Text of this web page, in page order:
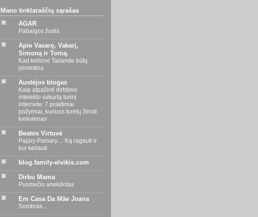
Mano tinklaraščių sąrašas
AGAR
Pabaigos žodis
Apie Vasarę, Vakarį,
Simoną ir Tomą.
Kad kelionė Tailande būtų
įsimintina
Austėjos blogas
Kaip atpažinti dirbtinio
intelekto sukurtą turinį
internete: 7 praktiniai
požymiai, kuriuos turėtų žinoti
kiekvienas
Beatos Virtuvė
Pajūry Pamary… Ką ragauti ir
kur keliauti.
blog.family-elvikis.com
Dirbu Mama
Pusmečio anekdotas
Em Casa Da Mãe Joana
Sombras...